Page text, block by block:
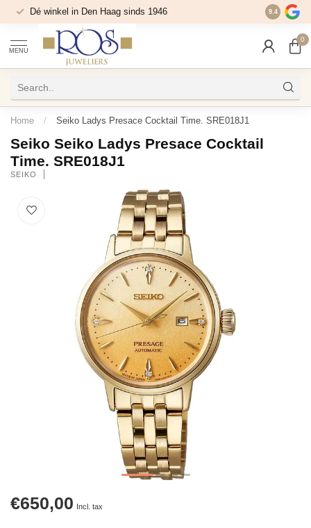
Dé winkel in Den Haag sinds 1946 9.4
MENU
0
Home / Seiko Ladys Presace Cocktail Time. SRE018J1
Seiko Seiko Ladys Presace Cocktail
Time. SRE018J1
SEIKO
€650,00 Incl. tax